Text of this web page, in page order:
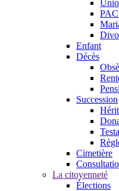
Enfant
Décès
Succession
Cimetière
La citoyenneté
Élections